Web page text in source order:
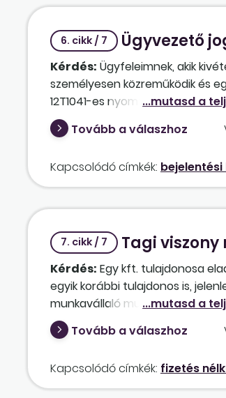
6. cikk / 7 Ügyvezető
Kérdés: Ügyfeleimnek, akik
személyesen közreműködik és
12T1041-es nyomtatványon
kóddal kerültek bejelentésre.
ügyvezetői feladatot és
bírságolást?
Tovább a válaszhoz
Kapcsolódó címkék:
7. cikk / 7 Tagi viszony
Kérdés: Egy kft. tulajdonosa
egyik korábbi tulajdonos is,
munkavállaló munkaviszonyát?
Tovább a válaszhoz
Kapcsolódó címkék: fizetés